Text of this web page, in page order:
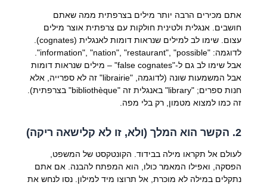
אתם מכירים הרבה יותר מילים בצרפתית ממה שאתם
חושבים. אנגלית ולטינית חולקות עם צרפתית אוצר מילים
עצום. שימו לב למילים שנראות דומות לאנגלית (cognates).
לדוגמה: "information", "nation", "restaurant", "possible".
אבל שימו לב גם ל-"false cognates" – מילים שנראות דומות
אבל המשמעות שונה (לדוגמה, "librairie" זה לא ספרייה, אלא
חנות ספרים; "library" באנגלית זה "bibliothèque" בצרפתית).
זה כמו למצוא מטמון, רק בלי מפה.
2. הקשר הוא המלך (ולא, זו לא קלישאה ריקה)
לעולם אל תקראו מילה בבידוד. הקונטקסט של המשפט,
הפסקה, ואפילו המאמר כולו, הוא המפתח להבנה. אם אתם
נתקלים במילה לא מוכרת, אל תרוצו מיד למילון. נסו לנחש את